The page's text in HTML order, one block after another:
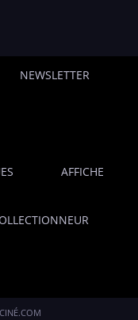
NEWSLETTER
AFFICHE